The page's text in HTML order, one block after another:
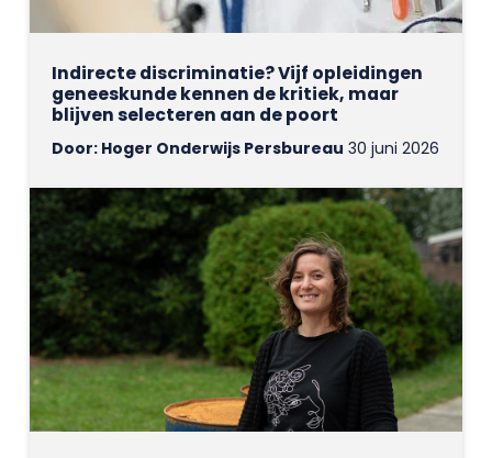
Indirecte discriminatie? Vijf opleidingen
geneeskunde kennen de kritiek, maar
blijven selecteren aan de poort
Door: Hoger Onderwijs Persbureau 30 juni 2026